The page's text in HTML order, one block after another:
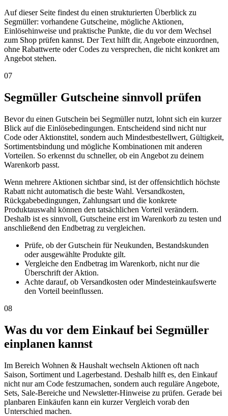
Auf dieser Seite findest du einen strukturierten Überblick zu
Segmüller: vorhandene Gutscheine, mögliche Aktionen,
Einlösehinweise und praktische Punkte, die du vor dem Wechsel
zum Shop prüfen kannst. Der Text hilft dir, Angebote einzuordnen,
ohne Rabattwerte oder Codes zu versprechen, die nicht konkret am
Angebot stehen.
07
Segmüller Gutscheine sinnvoll prüfen
Bevor du einen Gutschein bei Segmüller nutzt, lohnt sich ein kurzer
Blick auf die Einlösebedingungen. Entscheidend sind nicht nur
Code oder Aktionstitel, sondern auch Mindestbestellwert, Gültigkeit,
Sortimentsbindung und mögliche Kombinationen mit anderen
Vorteilen. So erkennst du schneller, ob ein Angebot zu deinem
Warenkorb passt.
Wenn mehrere Aktionen sichtbar sind, ist der offensichtlich höchste
Rabatt nicht automatisch die beste Wahl. Versandkosten,
Rückgabebedingungen, Zahlungsart und die konkrete
Produktauswahl können den tatsächlichen Vorteil verändern.
Deshalb ist es sinnvoll, Gutscheine erst im Warenkorb zu testen und
anschließend den Endbetrag zu vergleichen.
Prüfe, ob der Gutschein für Neukunden, Bestandskunden
oder ausgewählte Produkte gilt.
Vergleiche den Endbetrag im Warenkorb, nicht nur die
Überschrift der Aktion.
Achte darauf, ob Versandkosten oder Mindesteinkaufswerte
den Vorteil beeinflussen.
08
Was du vor dem Einkauf bei Segmüller
einplanen kannst
Im Bereich Wohnen & Haushalt wechseln Aktionen oft nach
Saison, Sortiment und Lagerbestand. Deshalb hilft es, den Einkauf
nicht nur am Code festzumachen, sondern auch reguläre Angebote,
Sets, Sale-Bereiche und Newsletter-Hinweise zu prüfen. Gerade bei
planbaren Einkäufen kann ein kurzer Vergleich vorab den
Unterschied machen.